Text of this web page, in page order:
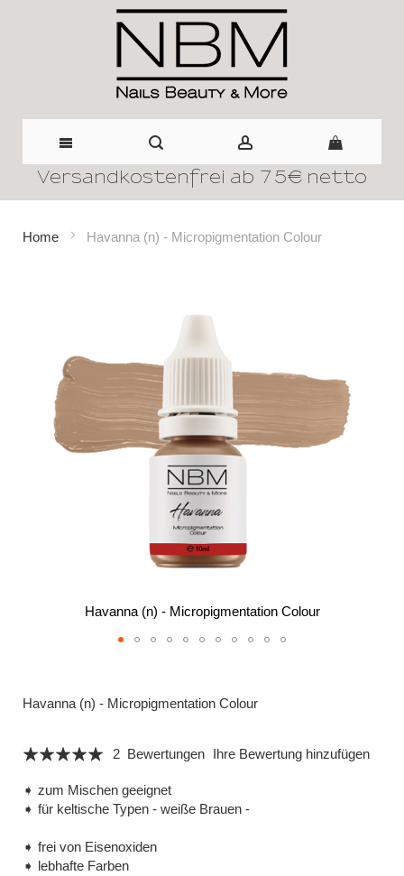
Direkt
Versandkostenfrei ab 75€ netto
Home Havanna (n) - Micropigmentation Colour
Havanna (n) - Micropigmentation Colour
der
Havanna (n) - Micropigmentation Colour
Bewertung:
2 Bewertungen Ihre Bewertung hinzufügen
➧ zum Mischen geeignet
➧ für keltische Typen - weiße Brauen -
➧ frei von Eisenoxiden
➧ lebhafte Farben